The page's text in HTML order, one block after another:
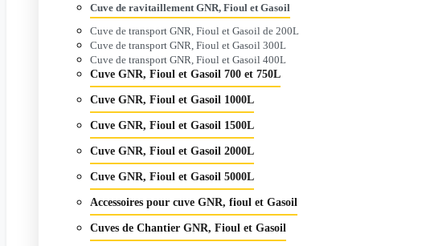
Cuve de ravitaillement GNR, Fioul et Gasoil
Cuve de transport GNR, Fioul et Gasoil de 200L
Cuve de transport GNR, Fioul et Gasoil 300L
Cuve de transport GNR, Fioul et Gasoil 400L
Cuve GNR, Fioul et Gasoil 700 et 750L
Cuve GNR, Fioul et Gasoil 1000L
Cuve GNR, Fioul et Gasoil 1500L
Cuve GNR, Fioul et Gasoil 2000L
Cuve GNR, Fioul et Gasoil 5000L
Accessoires pour cuve GNR, fioul et Gasoil
Cuves de Chantier GNR, Fioul et Gasoil